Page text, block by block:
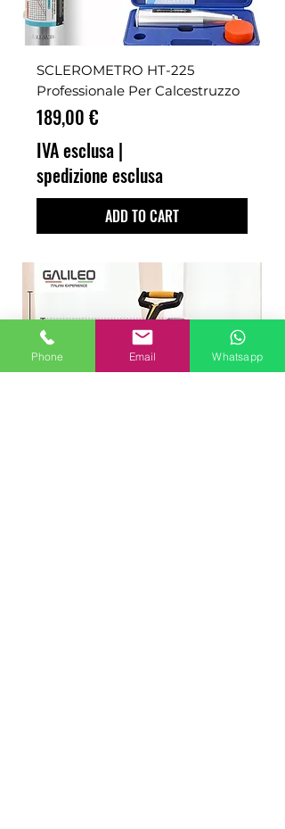
SCLEROMETRO HT-225
Professionale Per Calcestruzzo
Prezzo
189,00 €
IVA esclusa |
spedizione esclusa
ADD TO CART
Phone Email Whatsapp